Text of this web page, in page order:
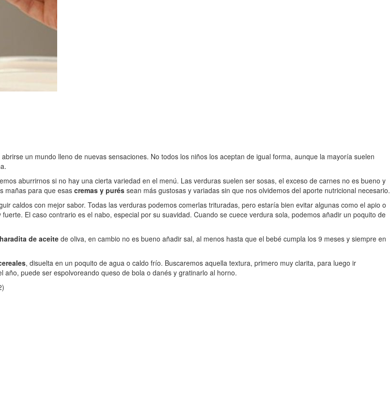
un mundo lleno de nuevas sensaciones. No todos los niños los aceptan de igual forma, aunque la mayoría suelen
aburrirnos si no hay una cierta variedad en el menú. Las verduras suelen ser sosas, el exceso de carnes no es bueno y
mañas para que esas cremas y purés sean más gustosas y variadas sin que nos olvidemos del aporte nutricional necesario.
caldos con mejor sabor. Todas las verduras podemos comerlas trituradas, pero estaría bien evitar algunas como el apio o
El caso contrario es el nabo, especial por su suavidad. Cuando se cuece verdura sola, podemos añadir un poquito de
de aceite de oliva, en cambio no es bueno añadir sal, al menos hasta que el bebé cumpla los 9 meses y siempre en
, disuelta en un poquito de agua o caldo frío. Buscaremos aquella textura, primero muy clarita, para luego ir
puede ser espolvoreando queso de bola o danés y gratinarlo al horno.